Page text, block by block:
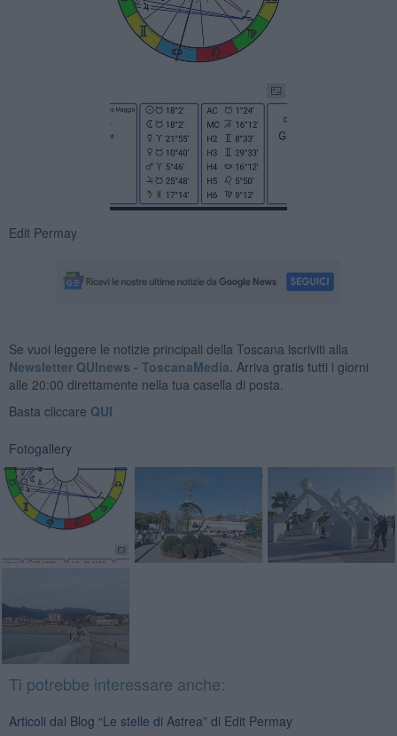
Edit Permay
Se vuoi leggere le notizie principali della Toscana iscriviti alla
Newsletter QUInews - ToscanaMedia. Arriva gratis tutti i giorni
alle 20:00 direttamente nella tua casella di posta.
Basta cliccare QUI
Fotogallery
Ti potrebbe interessare anche:
Articoli dal Blog “Le stelle di Astrea” di Edit Permay